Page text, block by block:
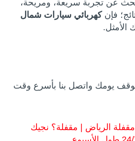
عن تجربة سريعة، ومريحة،
فإنكهربائي سيارات شمال
الأمثل.
يومك واتصل بنا بأسرع وقت
الرياض | مقفلة؟ نجيك